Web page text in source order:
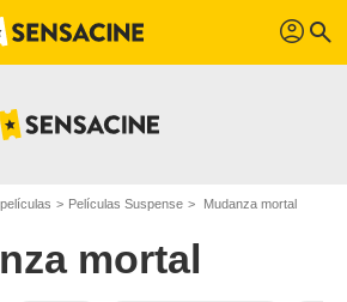
profil search
Películas Suspense Mudanza mortal
mortal